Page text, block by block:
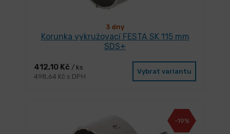
3 dny
Korunka vykružovací FESTA SK 115 mm
SDS+
412,10 Kč / ks
498,64 Kč s DPH
Vybrat variantu
-19%